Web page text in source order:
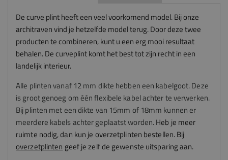
De curve plint heeft een veel voorkomend model. Bij onze
architraven vind je hetzelfde model terug. Door deze twee
producten te combineren, kunt u een erg mooi resultaat
behalen. De curveplint komt het best tot zijn recht in een
landelijk interieur.
Alle plinten vanaf 12 mm dikte hebben een kabelgoot. Deze
is groot genoeg om één flexibele kabel achter te verwerken.
Bij plinten met een dikte van 15mm of 18mm kunnen er
meerdere kabels achter geplaatst worden.Heb je meer
ruimte nodig, dan kun je overzetplinten bestellen. Bij
overzetplinten geef je zelf de gewenste uitsparing aan.